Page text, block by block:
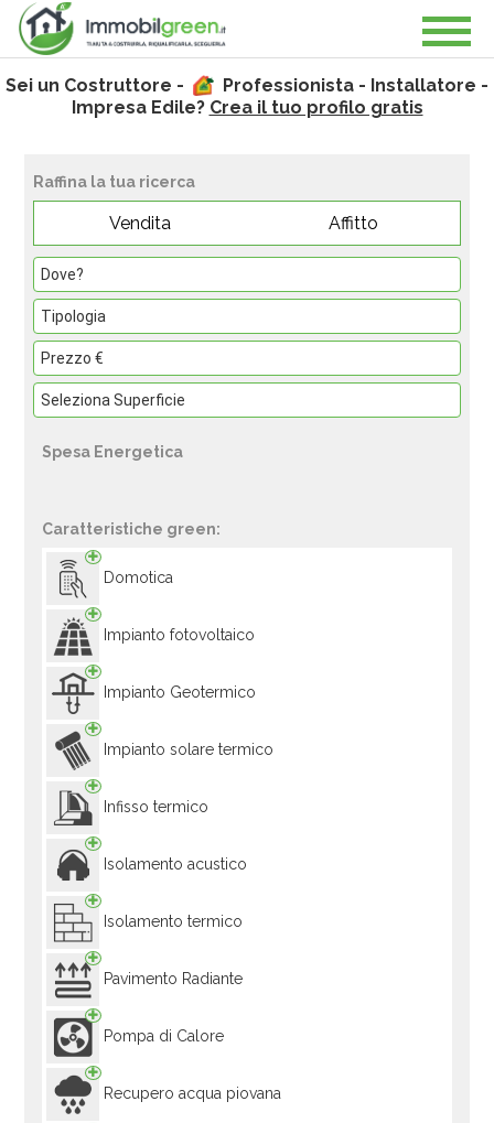
Sei un Costruttore -
Professionista - Installatore -
Impresa Edile? Crea il tuo profilo gratis
Raffina la tua ricerca
Vendita Affitto
Spesa Energetica
Caratteristiche green:
Domotica
Impianto fotovoltaico
Impianto Geotermico
Impianto solare termico
Infisso termico
Isolamento acustico
Isolamento termico
Pavimento Radiante
Pompa di Calore
Recupero acqua piovana